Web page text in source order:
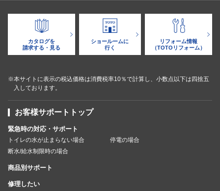
カタログを
請求する・見る
ショールームに
行く
リフォーム情報
（TOTOリフォーム）
※本サイトに表示の税込価格は消費税率10％で計算し、小数点以下は四捨五
入しております。
お客様サポートトップ
緊急時の対応・サポート
トイレの水が止まらない場合
停電の場合
断水/給水制限時の場合
商品別サポート
修理したい